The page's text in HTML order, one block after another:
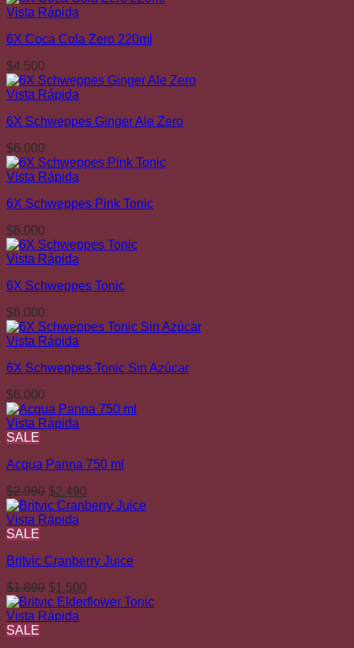
Vista Rápida
6X Coca Cola Zero 220ml
$4.500
Vista Rápida
6X Schweppes Ginger Ale Zero
$6.000
Vista Rápida
6X Schweppes Pink Tonic
$6.000
Vista Rápida
6X Schweppes Tonic
$6.000
Vista Rápida
6X Schweppes Tonic Sin Azúcar
$6.000
Vista Rápida
SALE
Acqua Panna 750 ml
$2.990 El
precio
original
$2.490
precio
Vista Rápida
SALE
Britvic Cranberry Juice
$1.690 El
precio
original
$1.500
precio
Vista Rápida
SALE